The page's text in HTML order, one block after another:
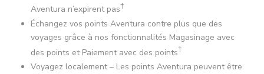
Aventura n’expirent pas†
Échangez vos points Aventura contre plus que des
voyages grâce à nos fonctionnalités Magasinage avec
des points et Paiement avec des points†
Voyagez localement – Les points Aventura peuvent être